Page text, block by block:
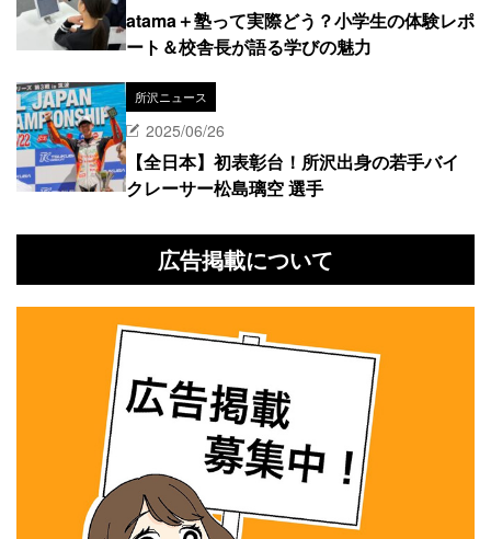
atama＋塾って実際どう？小学生の体験レポ
ート＆校舎長が語る学びの魅力
所沢ニュース
2025/06/26
【全日本】初表彰台！所沢出身の若手バイ
クレーサー松島璃空 選手
広告掲載について